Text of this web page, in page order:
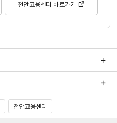
천안고용센터 바로가기
천안고용센터